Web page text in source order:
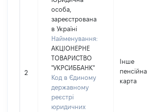
2
особа,
зареєстрована
в Україні
Найменування:
АКЦІОНЕРНЕ
ТОВАРИСТВО
"УКРСИББАНК"
Код в Єдиному
державному
реєстрі
юридичних
Інше
пенсійна
карта